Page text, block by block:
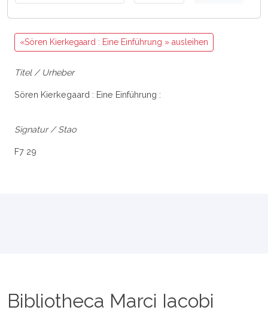
«Sören Kierkegaard : Eine Einführung » ausleihen
Titel / Urheber
Sören Kierkegaard : Eine Einführung :
Signatur / Stao
F7 29
Bibliotheca Marci Iacobi